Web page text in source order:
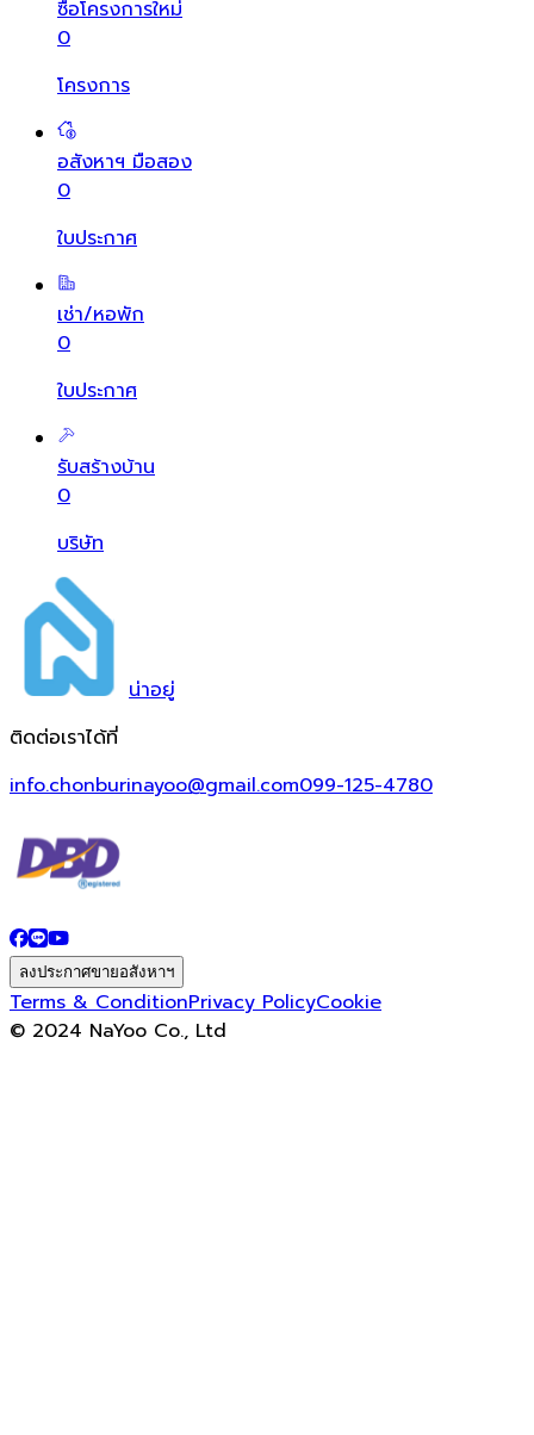
ซื้อโครงการใหม่
0
โครงการ
อสังหาฯ มือสอง
0
ใบประกาศ
เช่า/หอพัก
0
ใบประกาศ
รับสร้างบ้าน
0
บริษัท
น่าอยู่
ติดต่อเราได้ที่
info.chonburinayoo@gmail.com099-125-4780
ลงประกาศขายอสังหาฯ
Terms & ConditionPrivacy PolicyCookie
© 2024 NaYoo Co., Ltd